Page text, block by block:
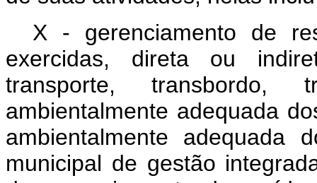
X - gerenciamento de
exercidas, direta ou
transporte, transbordo,
ambientalmente adequada
ambientalmente adequada
municipal de gestão